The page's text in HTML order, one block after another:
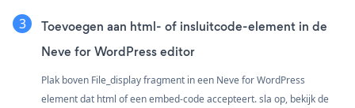
Toevoegen aan html- of insluitcode-element in de
Neve for WordPress editor
Plak boven File_display fragment in een Neve for WordPress
element dat html of een embed-code accepteert. sla op, bekijk de